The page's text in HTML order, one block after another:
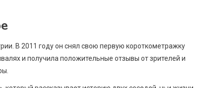
В 2011 году он снял свою первую короткометражку
и получила положительные отзывы от зрителей и